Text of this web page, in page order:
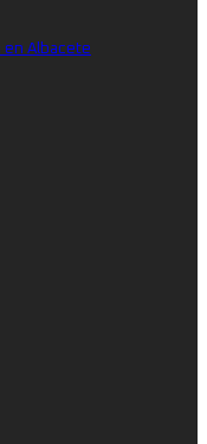
en Albacete